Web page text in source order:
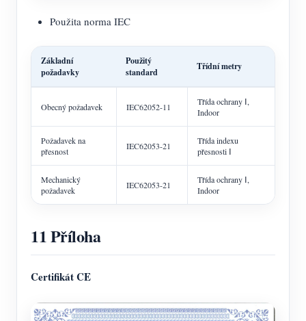
Použita norma IEC
Základní
požadavky
Použitý
standard
Třídní metry
Obecný požadavek IEC62052-11
Třída ochrany Ⅰ,
Indoor
Požadavek na
přesnost
IEC62053-21
Třída indexu
přesnosti Ⅰ
Mechanický
požadavek
IEC62053-21
Třída ochrany Ⅰ,
Indoor
11 Příloha
Certifikát CE